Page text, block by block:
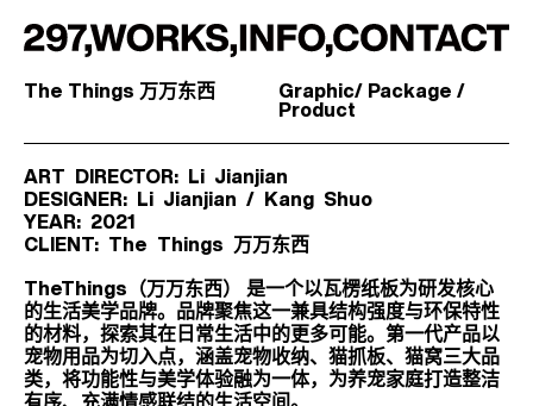
297
works
contact
The Things 万万东西
Graphic/ Package /
Product
ART DIRECTOR: Li Jianjian
DESIGNER: Li Jianjian / Kang Shuo
YEAR: 2021
CLIENT: The Things 万万东西
TheThings（万万东西） 是一个以瓦楞纸板为研发核心
的生活美学品牌。品牌聚焦这一兼具结构强度与环保特性
的材料，探索其在日常生活中的更多可能。第一代产品以
宠物用品为切入点，涵盖宠物收纳、猫抓板、猫窝三大品
类，将功能性与美学体验融为一体，为养宠家庭打造整洁
有序、充满情感联结的生活空间。